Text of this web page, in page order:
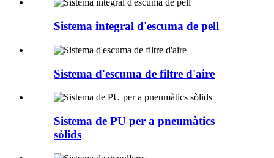
Sistema integral d'escuma de pell
Sistema d'escuma de filtre d'aire
Sistema de PU per a pneumàtics
sòlids